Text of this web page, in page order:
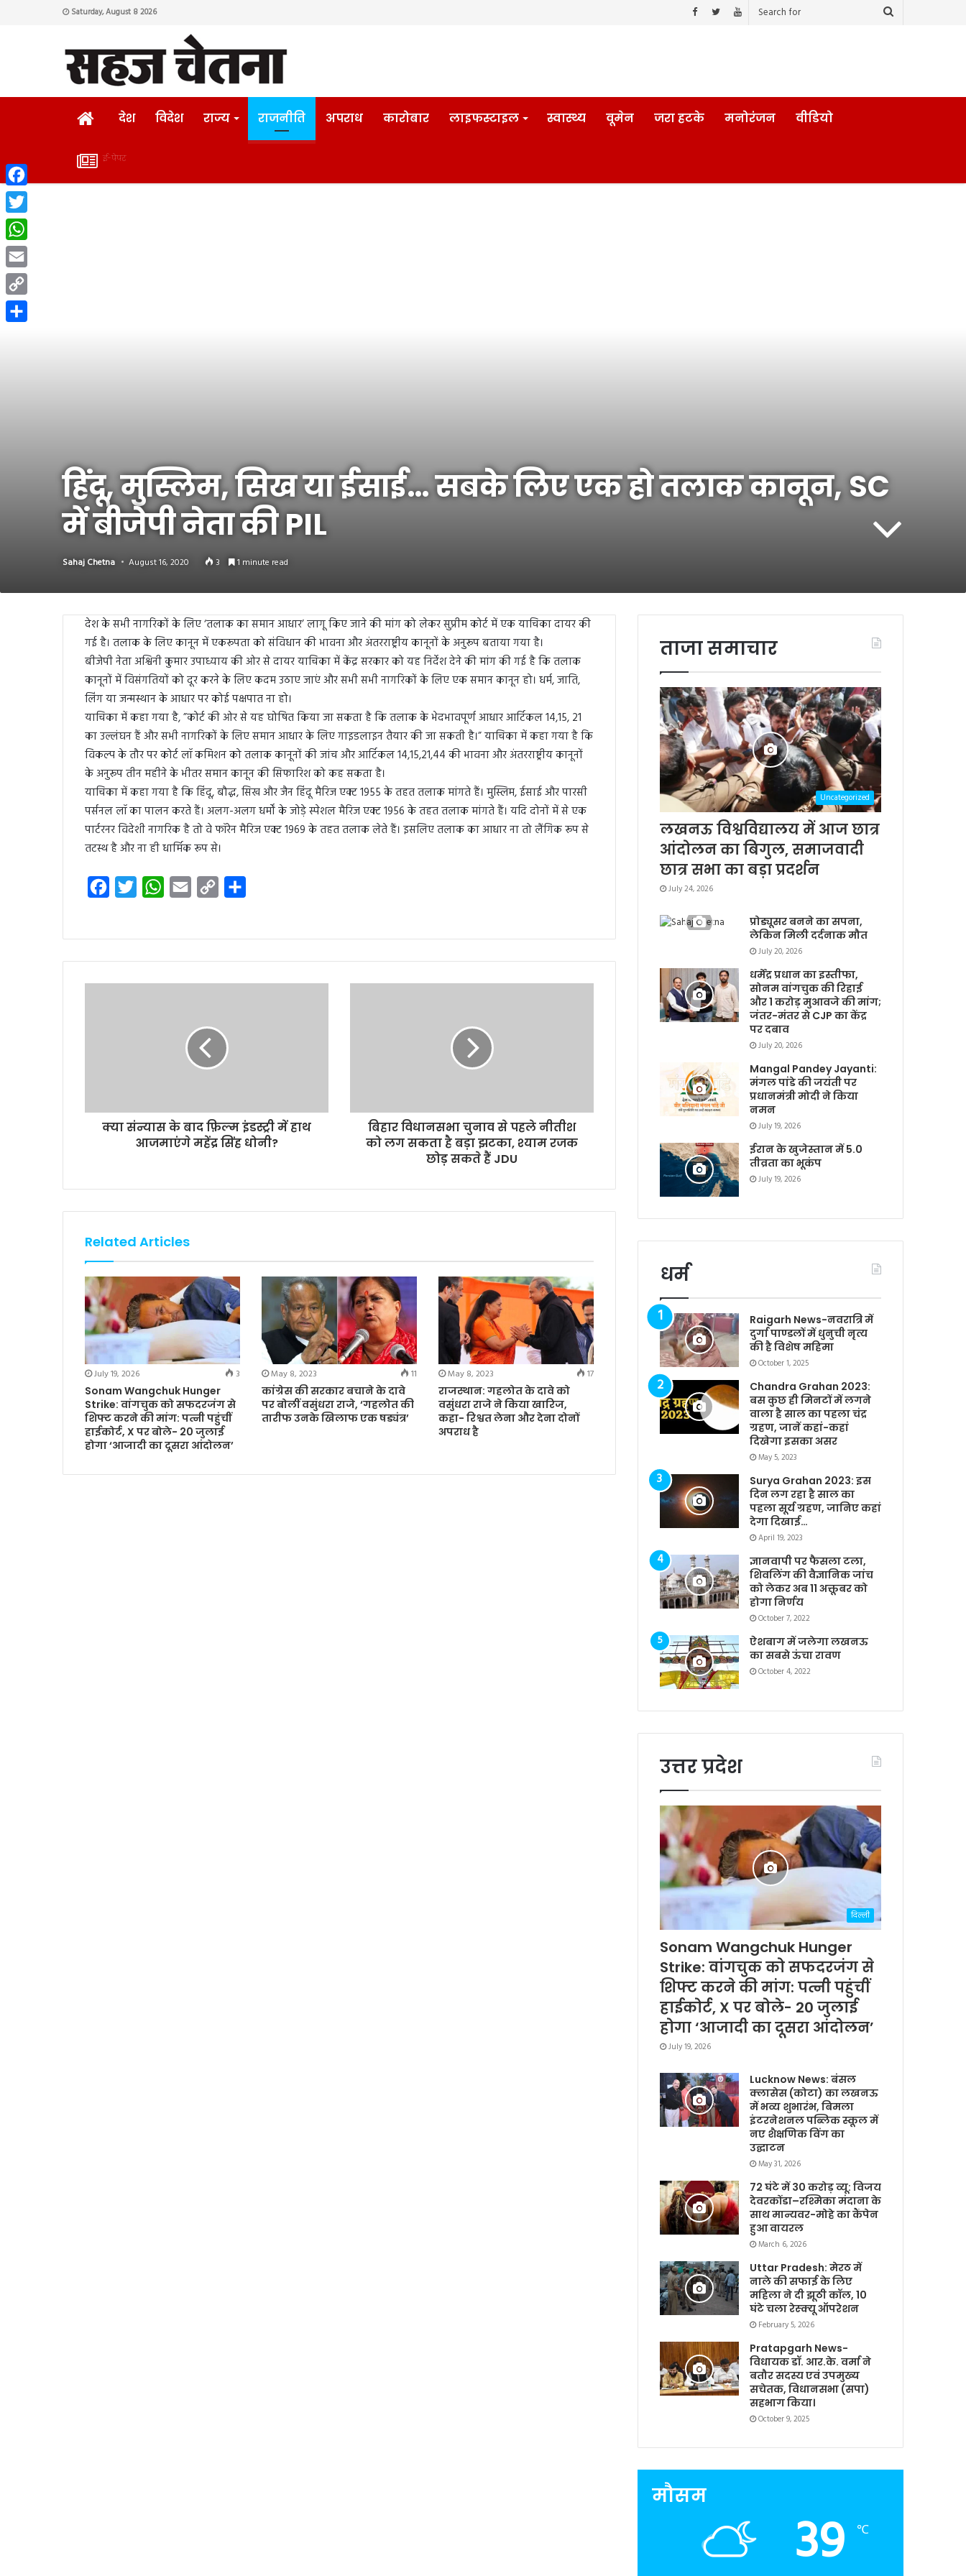
Saturday, August 8 2026
HOMEदेश विदेश राज्य राजनीति अपराध कारोबार लाइफस्टाइल स्वास्थ्य वूमेन जरा हटके मनोरंजन वीडियो
ई-
ई-पेपर
हिंदू, मुस्लिम, सिख या ईसाई… सबके लिए एक हो तलाक कानून, SC
में बीजेपी नेता की PIL
Sahaj Chetna August 16, 2020 3 1 minute read
देश के सभी नागरिकों के लिए ‘तलाक का समान आधार’ लागू किए जाने की मांग को लेकर सुप्रीम कोर्ट में एक याचिका दायर की
गई है। तलाक के लिए कानून में एकरूपता को संविधान की भावना और अंतरराष्ट्रीय कानूनों के अनुरूप बताया गया है।
बीजेपी नेता अश्विनी कुमार उपाध्याय की ओर से दायर याचिका में केंद्र सरकार को यह निर्देश देने की मांग की गई है कि तलाक
कानूनों में विसंगतियों को दूर करने के लिए कदम उठाए जाएं और सभी सभी नागरिकों के लिए एक समान कानून हो। धर्म, जाति,
लिंग या जन्मस्थान के आधार पर कोई पक्षपात ना हो।
याचिका में कहा गया है, ”कोर्ट की ओर से यह घोषित किया जा सकता है कि तलाक के भेदभावपूर्ण आधार आर्टिकल 14,15, 21
का उल्लंघन हैं और सभी नागरिकों के लिए समान आधार के लिए गाइडलाइन तैयार की जा सकती है।” याचिका में कहा गया है कि
विकल्प के तौर पर कोर्ट लॉ कमिशन को तलाक कानूनों की जांच और आर्टिकल 14,15,21,44 की भावना और अंतरराष्ट्रीय कानूनों
के अनुरूप तीन महीने के भीतर समान कानून की सिफारिश को कह सकता है।
याचिका में कहा गया है कि हिंदू, बौद्ध, सिख और जैन हिंदू मैरिज एक्ट 1955 के तहत तलाक मांगते हैं। मुस्लिम, ईसाई और पारसी
पर्सनल लॉ का पालन करते हैं। अलग-अलग धर्मों के जोड़े स्पेशल मैरिज एक्ट 1956 के तहत तलाक मांगते हैं। यदि दोनों में से एक
पार्टरनर विदेशी नागरिक है तो वे फॉरेन मैरिज एक्ट 1969 के तहत तलाक लेते हैं। इसलिए तलाक का आधार ना तो लैंगिक रूप से
तटस्थ है और ना ही धार्मिक रूप से।
W
k
क्या संन्यास के बाद फ़िल्म इंडस्ट्री में हाथ
आजमाएंगे महेंद्र सिंह धोनी?
बिहार विधानसभा चुनाव से पहले नीतीश
को लग सकता है बड़ा झटका, श्याम रजक
छोड़ सकते हैं JDU
Related Articles
July 19, 2026
3
Sonam Wangchuk Hunger
Strike: वांगचुक को सफदरजंग से
शिफ्ट करने की मांग: पत्नी पहुंचीं
हाईकोर्ट, X पर बोले- 20 जुलाई
होगा ‘आजादी का दूसरा आंदोलन’
May 8, 2023
11
कांग्रेस की सरकार बचाने के दावे
पर बोलीं वसुंधरा राजे, ‘गहलोत की
तारीफ उनके खिलाफ एक षड्यंत्र’
May 8, 2023
17
राजस्थान: गहलोत के दावे को
वसुंधरा राजे ने किया खारिज,
कहा- रिश्वत लेना और देना दोनों
अपराध है
ताजा समाचार
Uncategorized
लखनऊ विश्वविद्यालय में आज छात्र
आंदोलन का बिगुल, समाजवादी
छात्र सभा का बड़ा प्रदर्शन
July 24, 2026
प्रोड्यूसर बनने का सपना,
लेकिन मिली दर्दनाक मौत
July 20, 2026
धर्मेंद्र प्रधान का इस्तीफा,
सोनम वांगचुक की रिहाई
और 1 करोड़ मुआवजे की मांग;
जंतर-मंतर से CJP का केंद्र
पर दबाव
July 20, 2026
Mangal Pandey Jayanti:
मंगल पांडे की जयंती पर
प्रधानमंत्री मोदी ने किया
नमन
July 19, 2026
ईरान के खुजेस्तान में 5.0
तीव्रता का भूकंप
July 19, 2026
धर्म
Raigarh News-नवरात्रि में
दुर्गा पाण्डलों में धुनुची नृत्य
की है विशेष महिमा
October 1, 2025
Chandra Grahan 2023:
बस कुछ ही मिनटों में लगने
वाला है साल का पहला चंद्र
ग्रहण, जानें कहां-कहां
दिखेगा इसका असर
May 5, 2023
Surya Grahan 2023: इस
दिन लग रहा है साल का
पहला सूर्य ग्रहण, जानिए कहां
देगा दिखाई…
April 19, 2023
ज्ञानवापी पर फैसला टला,
शिवलिंग की वैज्ञानिक जांच
को लेकर अब 11 अक्तूबर को
होगा निर्णय
October 7, 2022
ऐशबाग में जलेगा लखनऊ
का सबसे ऊंचा रावण
October 4, 2022
उत्तर प्रदेश
दिल्ली
Sonam Wangchuk Hunger
Strike: वांगचुक को सफदरजंग से
शिफ्ट करने की मांग: पत्नी पहुंचीं
हाईकोर्ट, X पर बोले- 20 जुलाई
होगा ‘आजादी का दूसरा आंदोलन’
July 19, 2026
Lucknow News: बंसल
क्लासेस (कोटा) का लखनऊ
में भव्य शुभारंभ, बिमला
इंटरनेशनल पब्लिक स्कूल में
नए शैक्षणिक विंग का
उद्घाटन
May 31, 2026
72 घंटे में 30 करोड़ व्यू: विजय
देवरकोंडा–रश्मिका मंदाना के
साथ मान्यवर-मोहे का कैंपेन
हुआ वायरल
March 6, 2026
Uttar Pradesh: मेरठ में
नाले की सफाई के लिए
महिला ने दी झूठी कॉल, 10
घंटे चला रेस्क्यू ऑपरेशन
February 5, 2026
Pratapgarh News-
विधायक डॉ. आर.के. वर्मा ने
बतौर सदस्य एवं उपमुख्य
सचेतक, विधानसभा (सपा)
सहभाग किया।
October 9, 2025
मौसम
39 ℃
Facebook
Twitter
WhatsApp
Email
Copy
Link